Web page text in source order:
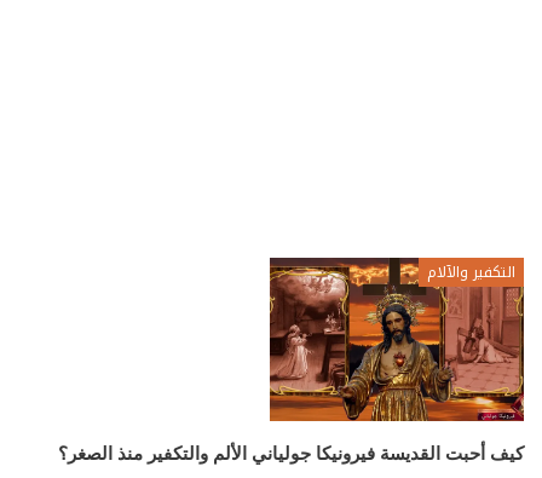
التكفير والآلام
كيف أحبت القديسة فيرونيكا جولياني الألم والتكفير منذ الصغر؟